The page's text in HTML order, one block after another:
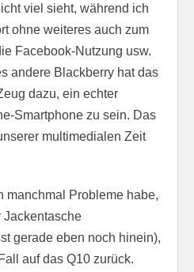
viel sieht, während ich
ohne weiteres auch zum
Facebook-Nutzung usw.
andere Blackberry hat das
dazu, ein echter
Smartphone zu sein. Das
multimedialen Zeit
manchmal Probleme habe,
Jackentasche
gerade eben noch hinein),
auf das Q10 zurück.